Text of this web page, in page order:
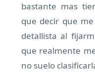
bastante mas
que decir que
detallista al
que realmente
no suelo